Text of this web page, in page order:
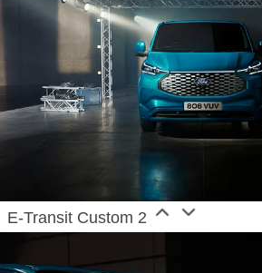
E-Transit Custom 2